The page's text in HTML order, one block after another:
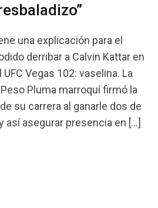
una explicación para el
derribar a Calvin Kattar en
Vegas 102: vaselina. La
Pluma marroquí firmó la
su carrera al ganarle dos de
así asegurar presencia en […]